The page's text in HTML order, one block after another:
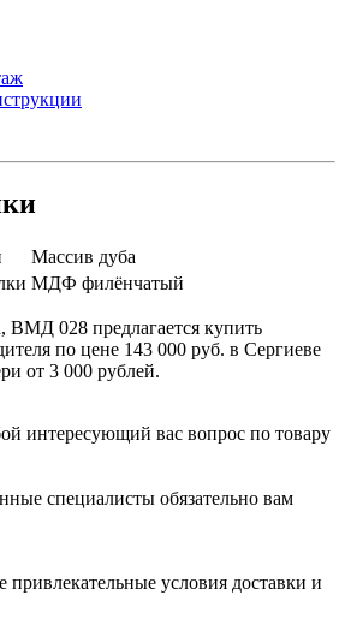
Массив дуба
МДФ филёнчатый
ВМД 028 предлагается купить
по цене 143 000 руб. в Сергиеве
от 3 000 рублей.
интересующий вас вопрос по товару
специалисты обязательно вам
условия доставки и